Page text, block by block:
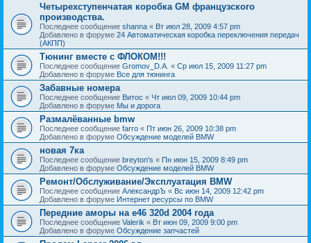
Четырехступенчатая коробка GM французского
производства.
Последнее сообщение shanna « Вт июл 28, 2009 4:57 pm
Добавлено в форуме 24 Автоматическая коробка переключения передач
(АКПП)
Тюнинг вместе с ФЛОКОМ!!!
Последнее сообщение Gromov_D.A. « Ср июл 15, 2009 11:27 pm
Добавлено в форуме Все для тюнинга
Забавные номера
Последнее сообщение Витос « Чт июл 09, 2009 10:44 pm
Добавлено в форуме Мы и дорога
Размалёванные bmw
Последнее сообщение farro « Пт июн 26, 2009 10:38 pm
Добавлено в форуме Обсуждение моделей BMW
новая 7ка
Последнее сообщение breyton's « Пн июн 15, 2009 8:49 pm
Добавлено в форуме Обсуждение моделей BMW
Ремонт/Обслуживание/Эксплуатация BMW
Последнее сообщение АлександрЪ « Вс июн 14, 2009 12:42 pm
Добавлено в форуме Интернет ресурсы по BMW
Передние аморы на e46 320d 2004 года
Последнее сообщение Valerik « Вт июн 09, 2009 9:00 pm
Добавлено в форуме Обсуждение запчастей